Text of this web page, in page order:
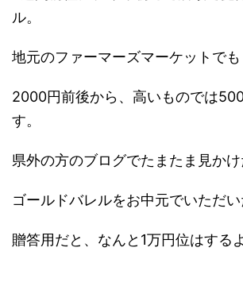
ル。
地元のファーマーズマーケットでも
2000円前後から、高いものでは
す。
県外の方のブログでたまたま見か
ゴールドバレルをお中元でいただい
贈答用だと、なんと1万円位はする